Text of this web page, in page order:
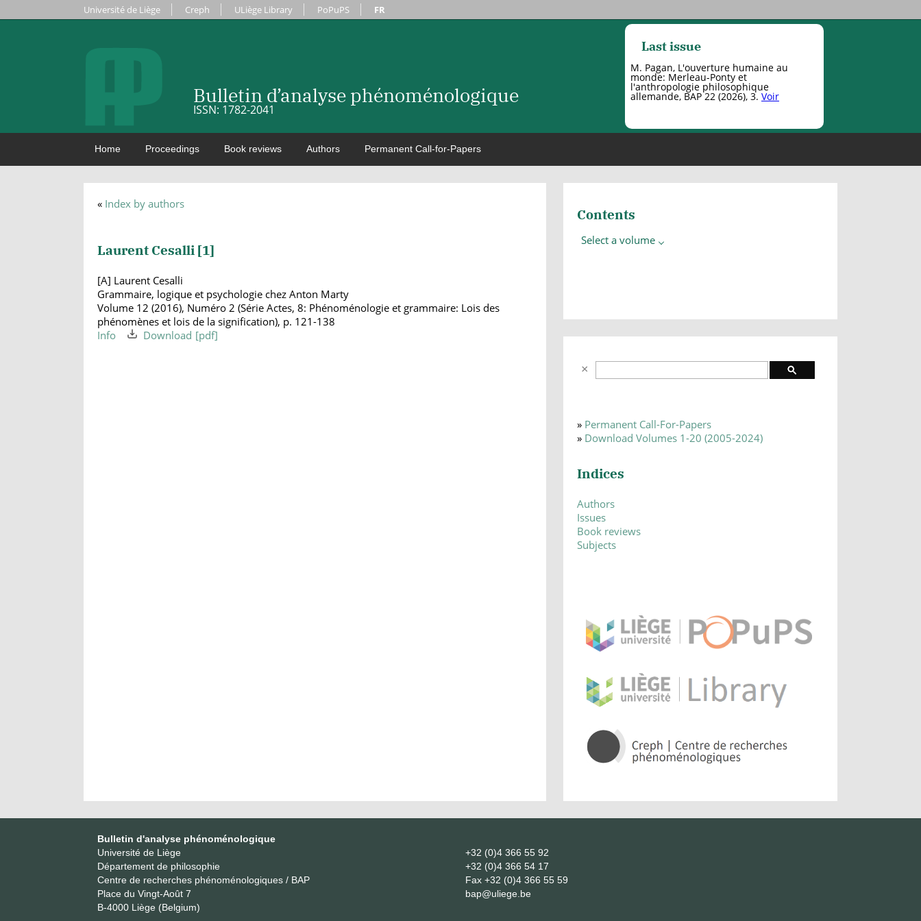
Université de Liège Creph ULiège Library PoPuPS FR
Bulletin d’analyse phénoménologique
ISSN: 1782-2041
Last issue
M. Pagan, L'ouverture humaine au
monde: Merleau-Ponty et
l'anthropologie philosophique
allemande, BAP 22 (2026), 3. Voir
Home Proceedings Book reviews Authors Permanent Call-for-Papers
« Index by authors
Laurent Cesalli [1]
[A] Laurent Cesalli
Grammaire, logique et psychologie chez Anton Marty
Volume 12 (2016), Numéro 2 (Série Actes, 8: Phénoménologie et grammaire: Lois des
phénomènes et lois de la signification), p. 121-138
Info
Download
Contents
Select a volume
» Permanent Call-For-Papers
» Download Volumes 1-20 (2005-2024)
Indices
Authors
Issues
Book reviews
Subjects
Bulletin d'analyse phénoménologique
Université de Liège
Département de philosophie
Centre de recherches phénoménologiques / BAP
Place du Vingt-Août 7
B-4000 Liège (Belgium)
+32 (0)4 366 55 92
+32 (0)4 366 54 17
Fax +32 (0)4 366 55 59
bap@uliege.be